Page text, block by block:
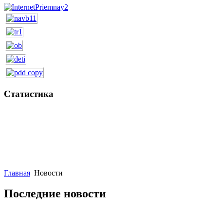
Статистика
Главная Новости
Последние новости